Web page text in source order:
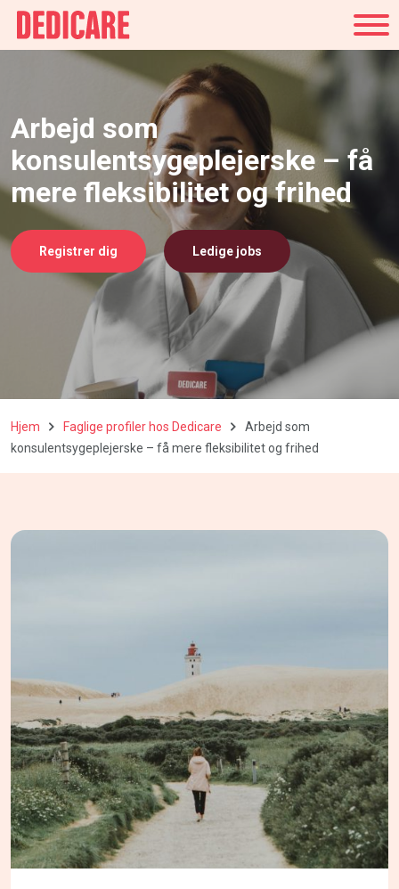
Arbejd som
konsulentsygeplejerske – få
mere fleksibilitet og frihed
Registrer dig Ledige jobs
Hjem Faglige profiler hos Dedicare
Arbejd som
konsulentsygeplejerske – få mere fleksibilitet og frihed